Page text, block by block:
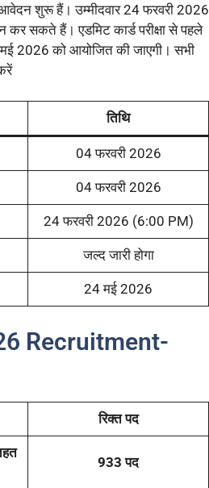
शुरू हैं। उम्मीदवार 24 फरवरी 2026
सकते हैं। एडमिट कार्ड परीक्षा से पहले
मई 2026 को आयोजित की जाएगी। सभी
तिथि
04 फरवरी 2026
04 फरवरी 2026
24 फरवरी 2026 (6:00 PM)
जल्द जारी होगा
24 मई 2026
Recruitment-
रिक्त पद
933 पद